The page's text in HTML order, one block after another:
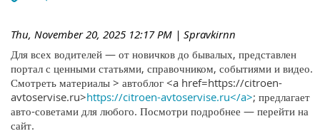
Thu, November 20, 2025 12:17 PM | Spravkirnn
Для всех водителей — от новичков до бывалых, представлен
портал с ценными статьями, справочником, событиями и видео.
Смотреть материалы > автоблог <a href=https://citroen-
avtoservise.ru>https://citroen-avtoservise.ru</a>; предлагает
авто-советами для любого. Посмотри подробнее — перейти на
сайт.